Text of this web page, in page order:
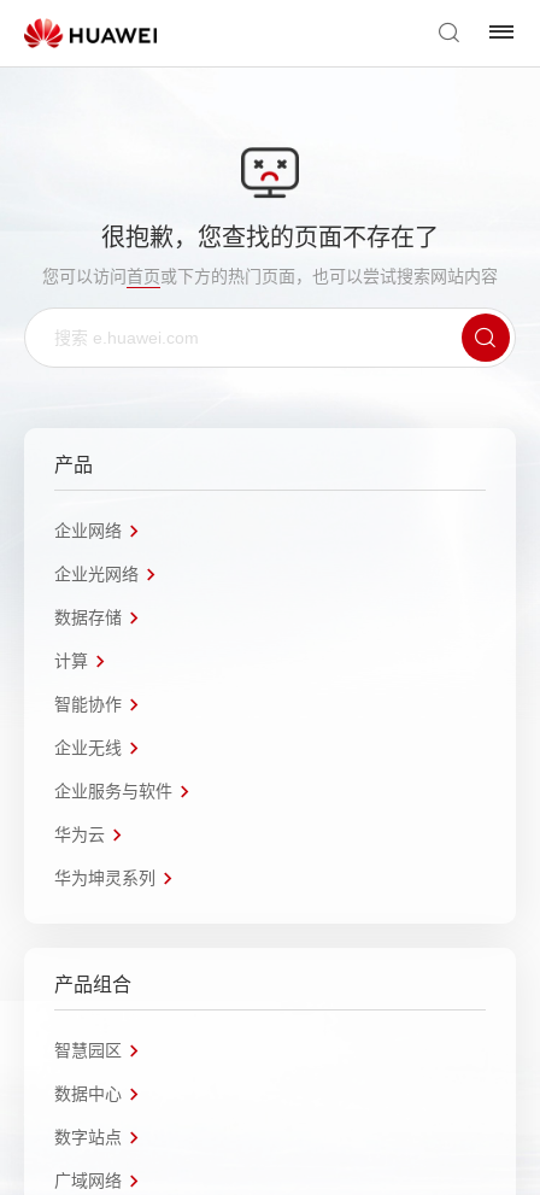
很抱歉，您查找的页面不存在了
您可以访问首页或下方的热门页面，也可以尝试搜索网站内容
产品
企业网络
企业光网络
数据存储
计算
智能协作
企业无线
企业服务与软件
华为云
华为坤灵系列
产品组合
智慧园区
数据中心
数字站点
广域网络